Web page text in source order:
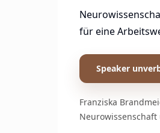
für eine
Speaker
Franziska